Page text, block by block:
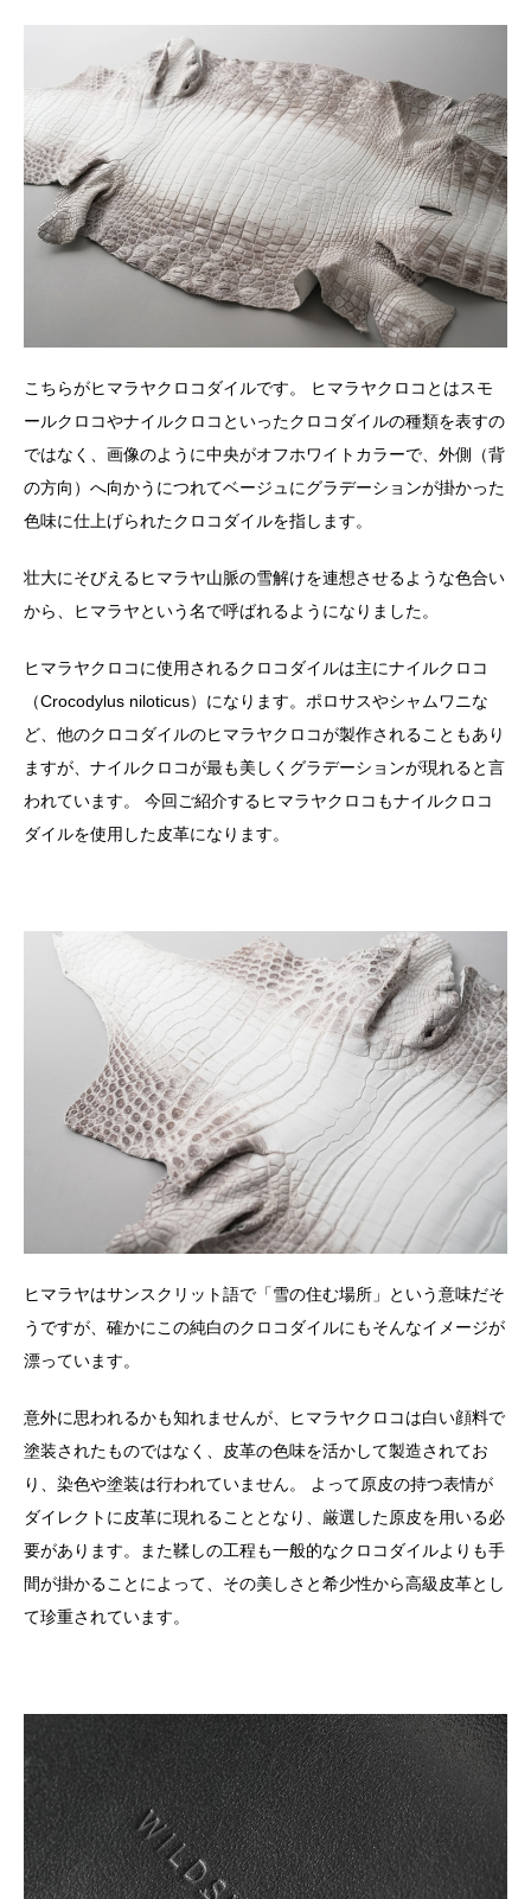
こちらがヒマラヤクロコダイルです。 ヒマラヤクロコとはスモ
ールクロコやナイルクロコといったクロコダイルの種類を表すの
ではなく、画像のように中央がオフホワイトカラーで、外側（背
の方向）へ向かうにつれてベージュにグラデーションが掛かった
色味に仕上げられたクロコダイルを指します。
壮大にそびえるヒマラヤ山脈の雪解けを連想させるような色合い
から、ヒマラヤという名で呼ばれるようになりました。
ヒマラヤクロコに使用されるクロコダイルは主にナイルクロコ
（Crocodylus niloticus）になります。ポロサスやシャムワニな
ど、他のクロコダイルのヒマラヤクロコが製作されることもあり
ますが、ナイルクロコが最も美しくグラデーションが現れると言
われています。 今回ご紹介するヒマラヤクロコもナイルクロコ
ダイルを使用した皮革になります。
ヒマラヤはサンスクリット語で「雪の住む場所」という意味だそ
うですが、確かにこの純白のクロコダイルにもそんなイメージが
漂っています。
意外に思われるかも知れませんが、ヒマラヤクロコは白い顔料で
塗装されたものではなく、皮革の色味を活かして製造されてお
り、染色や塗装は行われていません。 よって原皮の持つ表情が
ダイレクトに皮革に現れることとなり、厳選した原皮を用いる必
要があります。また鞣しの工程も一般的なクロコダイルよりも手
間が掛かることによって、その美しさと希少性から高級皮革とし
て珍重されています。